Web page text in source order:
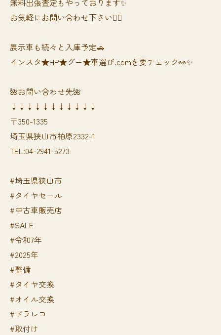
無料出張査定もやっております✨
お気軽にお問い合わせ下さい🙆‍♀️
展示車も続々と入庫予定🚗
インスタ★HP★グー★車選び.comを要チェック👀✨
🌺お問い合わせ先🌺
↓↓↓↓↓↓↓↓↓↓↓
〒350-1335
埼玉県狭山市柏原2332-1
TEL:04-2941-5273
#埼玉県狭山市
#タイヤセール
#中古車販売店
#SALE
#令和7年
#2025年
#整備
#タイヤ交換
#オイル交換
#ドラレコ
#取付け